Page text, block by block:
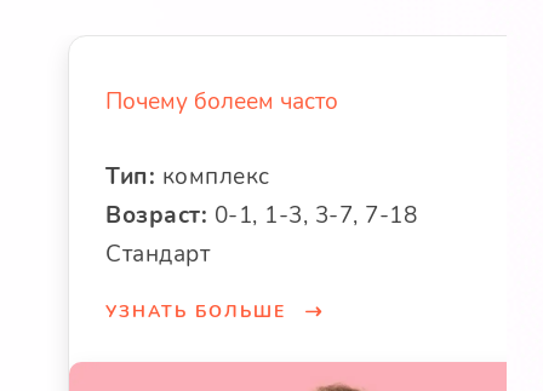
Почему болеем часто
Тип:комплекс
Возраст:0-1, 1-3, 3-7, 7-18
Стандарт
УЗНАТЬ БОЛЬШЕ